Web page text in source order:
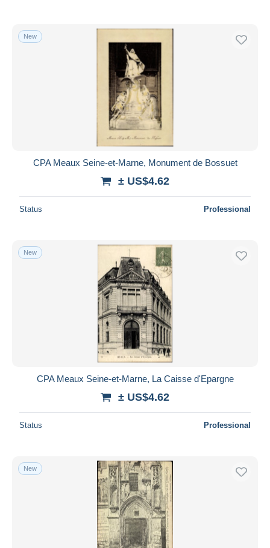
New
CPA Meaux Seine-et-Marne, Monument de Bossuet
± US$4.62
Status Professional
New
CPA Meaux Seine-et-Marne, La Caisse d'Epargne
± US$4.62
Status Professional
New